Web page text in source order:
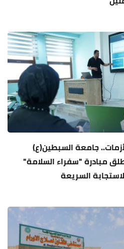
جامعة السبطين(ع)
مبادرة "سفراء السلامة"
السريعة